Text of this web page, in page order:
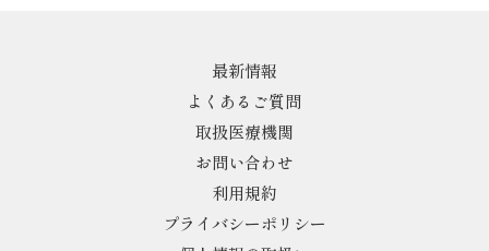
最新情報
よくあるご質問
取扱医療機関
お問い合わせ
利用規約
プライバシーポリシー